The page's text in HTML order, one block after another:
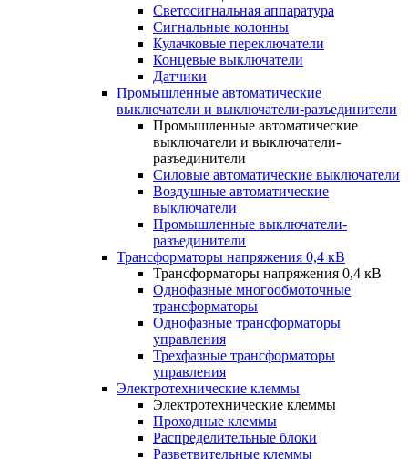
Светосигнальная аппаратура
Сигнальные колонны
Кулачковые переключатели
Концевые выключатели
Датчики
Промышленные автоматические
выключатели и выключатели-разъединители
Промышленные автоматические
выключатели и выключатели-
разъединители
Силовые автоматические выключатели
Воздушные автоматические
выключатели
Промышленные выключатели-
разъединители
Трансформаторы напряжения 0,4 кВ
Трансформаторы напряжения 0,4 кВ
Однофазные многообмоточные
трансформаторы
Однофазные трансформаторы
управления
Трехфазные трансформаторы
управления
Электротехнические клеммы
Электротехнические клеммы
Проходные клеммы
Распределительные блоки
Разветвительные клеммы